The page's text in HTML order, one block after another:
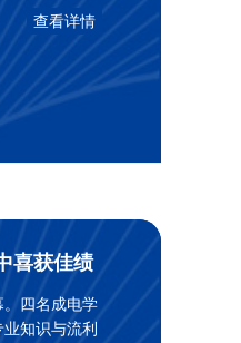
查看详情
喜获佳绩
四名成电学
知识与流利